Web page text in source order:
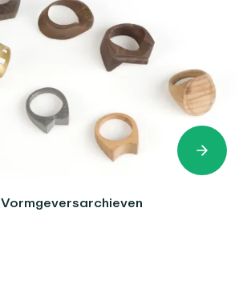
Vormgeversarchieven